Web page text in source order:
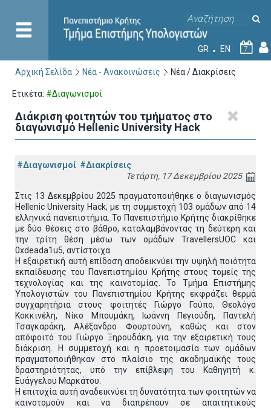
GR EN 7
Αρχική Σελίδα Νέα - Ανακοινώσεις Νέα / Διακρίσεις
Ετικέτα: #Διαγωνισμοί
Διάκριση φοιτητών του τμήματος στο
διαγωνισμό Hellenic University Hack
#Διαγωνισμοί #Διακρίσεις
Τετάρτη, 17 Δεκεμβρίου 2025
Στις 13 Δεκεμβρίου 2025 πραγματοποιήθηκε ο διαγωνισμός
Hellenic University Hack, με τη συμμετοχή 103 ομάδων από 14
ελληνικά πανεπιστήμια. Το Πανεπιστήμιο Κρήτης διακρίθηκε
με δύο θέσεις στο βάθρο, καταλαμβάνοντας τη δεύτερη και
την τρίτη θέση μέσω των ομάδων TravellersUOCκαι
0xdeada1u5, αντίστοιχα.
Η εξαιρετική αυτή επίδοση αποδεικνύει την υψηλή ποιότητα
εκπαίδευσης του Πανεπιστημίου Κρήτης στους τομείς της
τεχνολογίας και της καινοτομίας. Το Τμήμα Επιστήμης
Υπολογιστών του Πανεπιστημίου Κρήτης εκφράζει θερμά
συγχαρητήρια στους φοιτητές Γιώργο Γούπο, Θεολόγο
Κοκκινέλη, Νίκο Μπουμάκη, Ιωάννη Πεγιούδη, Παντελή
Τσαγκαράκη, Αλέξανδρο Φουρτούνη, καθώς και στον
απόφοιτό του Γιώργο Ξηρουδάκη, για την εξαιρετική τους
διάκριση. Η συμμετοχή και η προετοιμασία των ομάδων
πραγματοποιήθηκαν στο πλαίσιο της ακαδημαϊκής τους
δραστηριότητας, υπό την επίβλεψη του Καθηγητή κ.
Ευάγγελου Μαρκάτου.
Η επιτυχία αυτή αναδεικνύει τη δυνατότητα των φοιτητών να
καινοτομούν και να διαπρέπουν σε απαιτητικούς